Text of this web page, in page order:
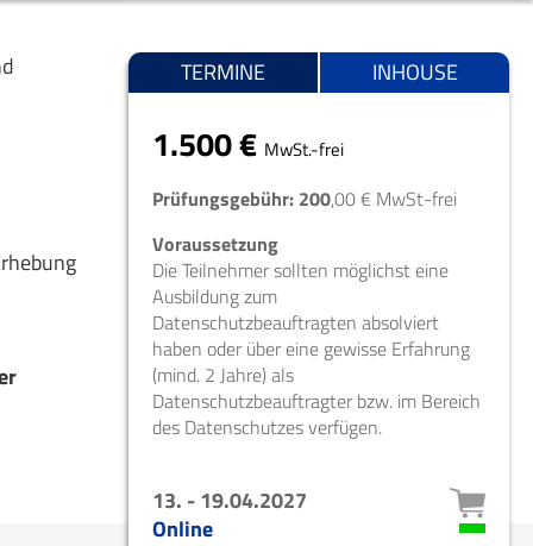
TERMINE INHOUSE
1.500 € MwSt.-frei
Prüfungsgebühr: 200,00 € MwSt-frei
Voraussetzung
Die Teilnehmer sollten möglichst eine
Ausbildung zum
Datenschutzbeauftragten absolviert
haben oder über eine gewisse Erfahrung
(mind. 2 Jahre) als
Datenschutzbeauftragter bzw. im Bereich
des Datenschutzes verfügen.
13. - 19.04.2027
Online